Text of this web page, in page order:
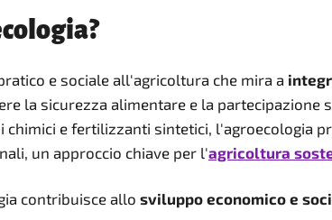
e sociale all'agricoltura che mira a
la sicurezza alimentare e la
e fertilizzanti sintetici, l'agroecologia
un approccio chiave per l'agricoltura
contribuisce allo sviluppo economico e